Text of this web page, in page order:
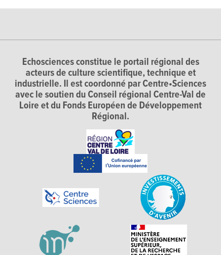
Echosciences constitue le portail régional des
acteurs de culture scientifique, technique et
industrielle. Il est coordonné par Centre•Sciences
avec le soutien du Conseil régional Centre-Val de
Loire et du Fonds Européen de Développement
Régional.